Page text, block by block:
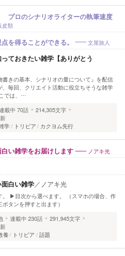
プロのシナリオライターの執筆速度
皮類
を得ることができる。 文屋旅人
ておきたい雑学【ありがとう
書きの基本、シナリオの量について』を配信
、毎回、クリエイト活動に役立ちそうな雑学
では、…
載中 70話
214,305文字
学 トリビア カクヨム先行
い雑学をお届けします ノアキ光
白い雑学／ ノアキ光
▶目次から選べます。 （スマホの場合、作
タンを押すと出ます）
連載中 230話
291,945文字
養 トリビア 話題